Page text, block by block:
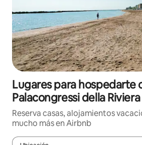
Lugares para hospedarte
Palacongressi della
Reserva casas, alojamientos
mucho más en Airbnb